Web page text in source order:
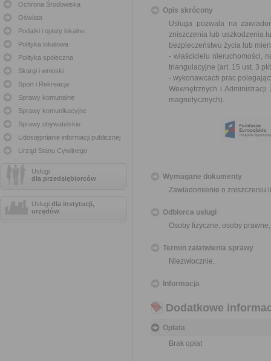
Ochrona Środowiska
Oświata
Podatki i opłaty lokalne
Polityka lokalowa
Polityka społeczna
Skargi i wnioski
Sport i Rekreacja
Sprawy komunalne
Sprawy komunikacyjne
Sprawy obywatelskie
Udostępnianie informacji publicznej
Urząd Stanu Cywilnego
Usługi
dla przedsiębiorców
Usługi dla instytucji,
urzędów
Opis skrócony
Usługa pozwala na
zniszczenia lub uszkodzenia
bezpieczeństwu życia lub
- właścicielu nieruchomości,
triangulacyjne (art. 15 ust. 3
- wykonawcach prac
Wewnętrznych i
magnetycznych).
Wymagane dokumenty
Zawiadomienie o zniszczeniu
Odbiorca usługi
Osoby fizyczne, osoby
Termin załatwienia sprawy
Niezwłocznie.
Informacja
Dodatkowe
Opłata
Brak opłat